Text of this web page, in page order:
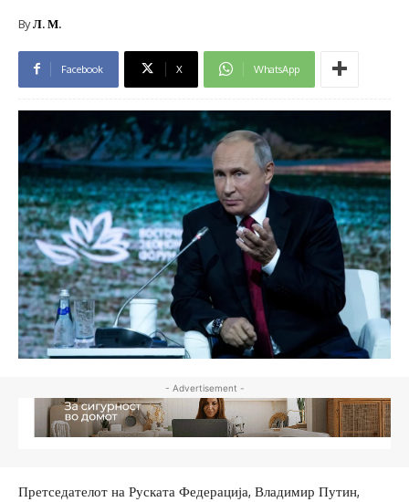
ByЛ. М.
Facebook X WhatsApp
- Advertisement -
Претседателот на Руската Федерација, Владимир Путин,